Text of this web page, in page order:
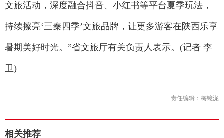
文旅活动，深度融合抖音、小红书等平台夏季玩法，
持续擦亮‘三秦四季’文旅品牌，让更多游客在陕西乐享
暑期美好时光。”省文旅厅有关负责人表示。(记者 李
卫)
责任编辑：梅镱泷
相关推荐